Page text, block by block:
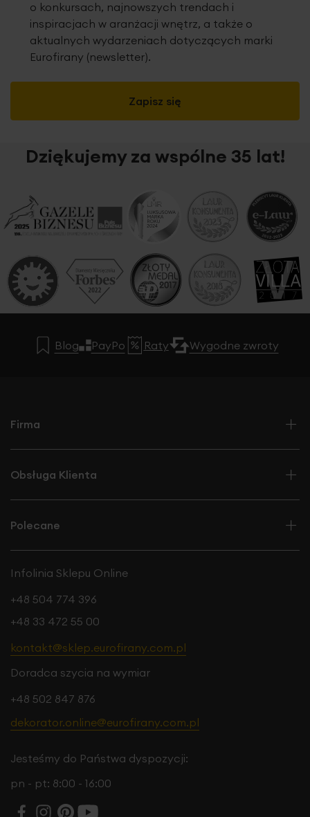
Zapisz się
o konkursach, najnowszych trendach i
inspiracjach w aranżacji wnętrz, a także o
aktualnych wydarzeniach dotyczących marki
Eurofirany (newsletter).
Dziękujemy za wspólne 35 lat!
Blog PayPo Raty Wygodne zwroty
Firma
Obsługa Klienta
Polecane
Infolinia Sklepu Online
+48 504 774 396
+48 33 472 55 00
kontakt@sklep.eurofirany.com.pl
Doradca szycia na wymiar
+48 502 847 876
dekorator.online@eurofirany.com.pl
Jesteśmy do Państwa dyspozycji:
pn - pt: 8:00 - 16:00